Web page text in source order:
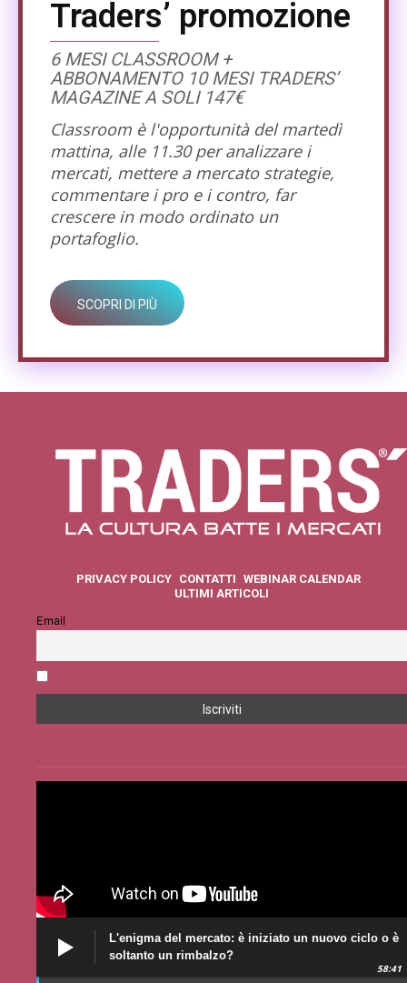
Traders’ promozione
6 MESI CLASSROOM +
ABBONAMENTO 10 MESI TRADERS’
MAGAZINE A SOLI 147€
Classroom è l'opportunità del martedì
mattina, alle 11.30 per analizzare i
mercati, mettere a mercato strategie,
commentare i pro e i contro, far
crescere in modo ordinato un
portafoglio.
SCOPRI DI PIÙ
PRIVACY POLICY CONTATTI WEBINAR CALENDAR
ULTIMI ARTICOLI
Email
L'enigma del mercato: è iniziato un nuovo ciclo o è
soltanto un rimbalzo?
58:41